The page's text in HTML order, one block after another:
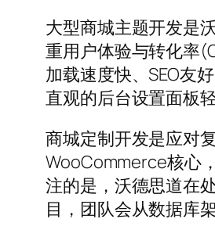
大型商城主题开发是
重用户体验与转化率
加载速度快、SEO友
直观的后台设置面板
商城定制开发是应对
WooCommerce核心
注的是，沃德思道在
目，团队会从数据库